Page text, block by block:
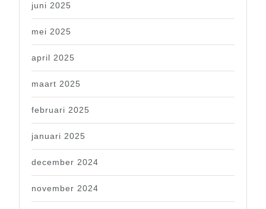
juni 2025
mei 2025
april 2025
maart 2025
februari 2025
januari 2025
december 2024
november 2024